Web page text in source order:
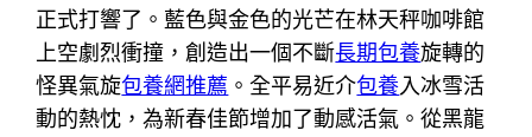
正式打響了。藍色與金色的光芒在林天秤咖啡館
上空劇烈衝撞，創造出一個不斷長期包養旋轉的
怪異氣旋包養網推薦 。全平易近介包養入冰雪活
動的熱忱，為新春佳節增加了動感活氣。從黑龍